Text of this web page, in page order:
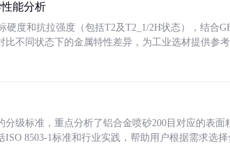
能分析
硬度和抗拉强度（包括T2及T2_1/2H状态），结合
不同状态下的金属特性差异，为工业选材提供参考
级标准，重点分析了铝合金喷砂200目对应的表面
8503-1标准和行业实践，帮助用户根据需求选择